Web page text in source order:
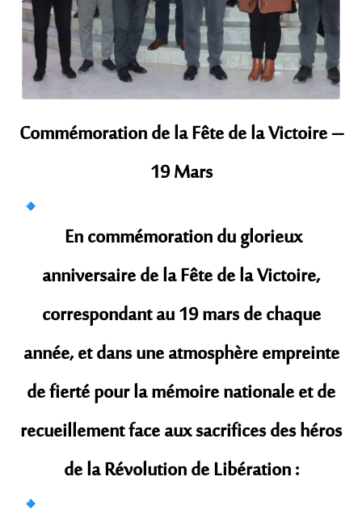
Commémoration de la Fête de la Victoire –
19 Mars
En commémoration du glorieux
anniversaire de la Fête de la Victoire,
correspondant au 19 mars de chaque
année, et dans une atmosphère empreinte
de fierté pour la mémoire nationale et de
recueillement face aux sacrifices des héros
de la Révolution de Libération :